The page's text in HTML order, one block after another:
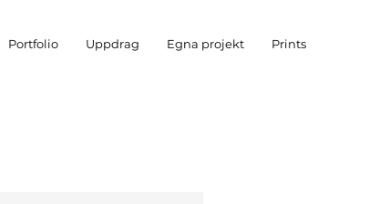
Portfolio Uppdrag Egna projekt Prints